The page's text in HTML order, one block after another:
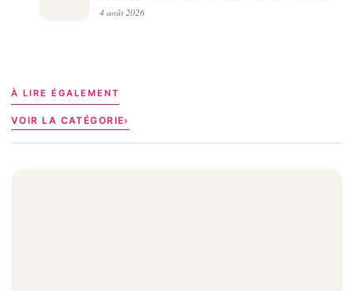
4 août 2026
À LIRE ÉGALEMENT
VOIR LA CATÉGORIE